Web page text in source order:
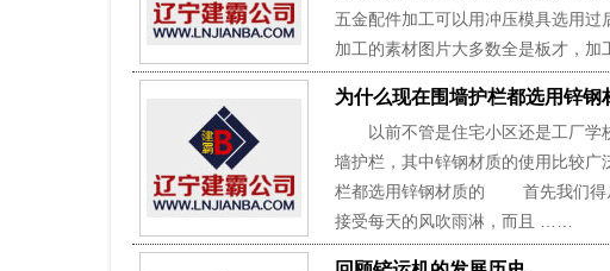
五金配件加工可以用冲压模具选用
加工的素材图片大多数全是板才，
为什么现在围墙护栏都选用锌钢
以前不管是住宅小区还是工厂学
墙护栏，其中锌钢材质的使用比较
栏都选用锌钢材质的 首先我们得
接受每天的风吹雨淋，而且 ……